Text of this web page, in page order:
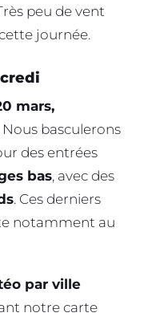
peu de vent
journée.
mars,
basculerons
des entrées
bas, avec des
. Ces derniers
notamment au
par ville
notre carte